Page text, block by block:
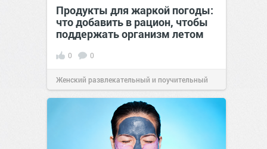
Продукты для жаркой погоды:
что добавить в рацион, чтобы
поддержать организм летом
0 0
Женский развлекательный и поучительный
сайт.21:26Вчера